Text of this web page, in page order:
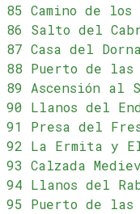
85 Camino de los
86 Salto del
87 Casa del
88 Puerto de
89 Ascensión al
90 Llanos del
91 Presa del
92 La Ermita y
93 Calzada
94 Llanos del
95 Puerto de las